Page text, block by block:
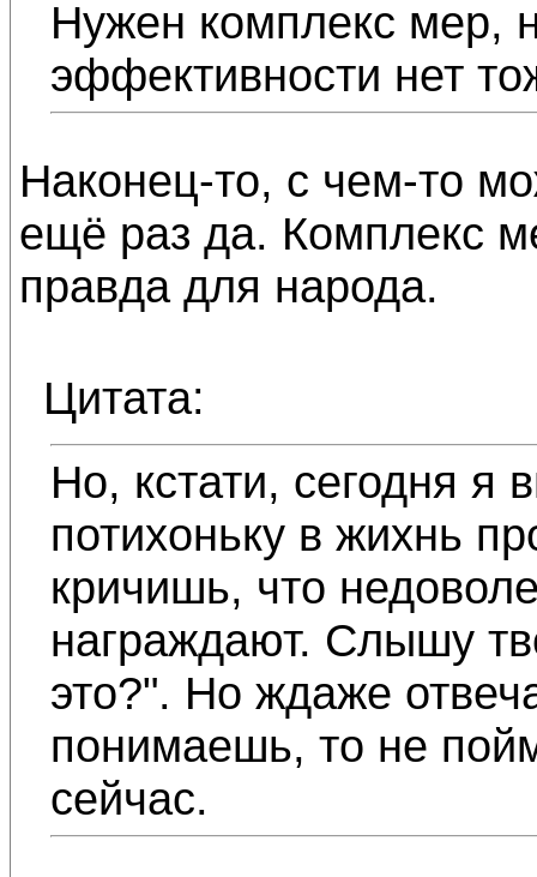
Нужен комплекс мер,
эффективности нет
Наконец-то, с чем-то
ещё раз да. Комплекс
правда для народа.
Цитата:
Но, кстати, сегодня я
потихоньку в жихнь
кричишь, что
награждают. Слышу
это?". Но ждаже
понимаешь, то не
сейчас.